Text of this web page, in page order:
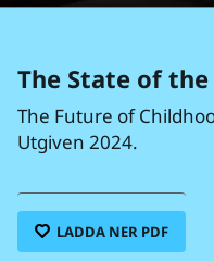
The State of
The Future of
Utgiven 2024.
LADDA NER PDF